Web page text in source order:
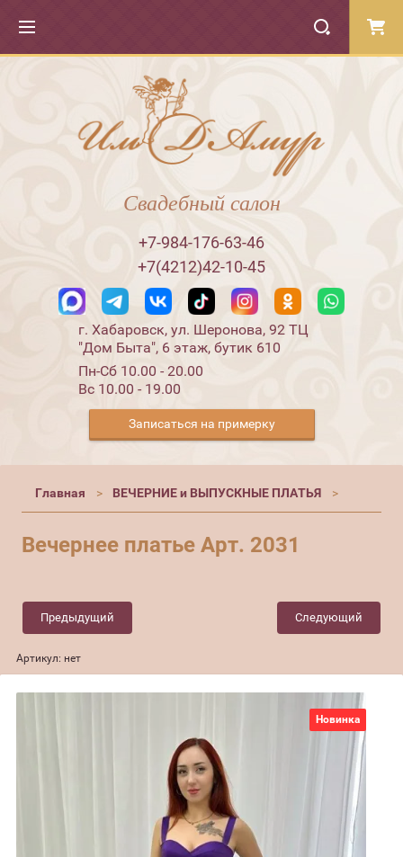
Свадебный салон
+7-984-176-63-46
+7(4212)42-10-45
г. Хабаровск, ул. Шеронова, 92 ТЦ
"Дом Быта", 6 этаж, бутик 610
Пн-Сб 10.00 - 20.00
Вс 10.00 - 19.00
Записаться на примерку
Главная ВЕЧЕРНИЕ и ВЫПУСКНЫЕ ПЛАТЬЯ
Вечернее платье Арт. 2031
Предыдущий Следующий
Артикул: нет
Новинка